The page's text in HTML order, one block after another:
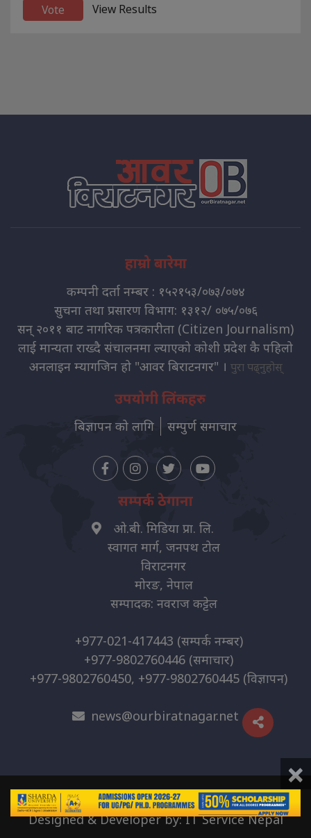
View Results
हाम्रो बारेमा
कम्पनी दर्ता नम्बर : १५२१५३/०७३/०७४
सुचना तथा प्रसारण विभाग: १३१२/ ०७५/०७६
सन् २०११ बाट नागरिक पत्रकारीता (Citizen Journalism)
लाई मान्यता राख्दै संचालनमा ल्याएको कोशी प्रदेश कै पहिलो
अनलाइन म्यागजिन हो "आवर बिराटनगर" । पुरा पढ्नुहोस्
उपयोगी लिंकहरु
बिज्ञापन को लागि सम्पुर्ण समाचार
सम्पर्क ठेगाना
ओ.बी. मिडिया प्रा. लि.
स्वागत मार्ग, जनपथ टोल
विराटनगर
मोरङ, नेपाल
सम्पादक: नवराज कट्टेल
+977-021-417443 (सम्पर्क नम्बर)
+977-9802760446 (समाचार)
+977-9802760450, +977-9802760445 (विज्ञापन)
news@ourbiratnagar.net
© 2026 | O.B. Media Pvt. Ltd
Designed & Developer by:IT Service Nepal
×